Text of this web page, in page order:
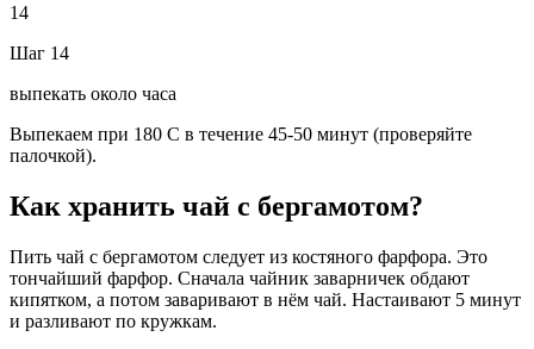
14
Шаг 14
выпекать около часа
Выпекаем при 180 С в течение 45-50 минут (проверяйте
палочкой).
Как хранить чай с бергамотом?
Пить чай с бергамотом следует из костяного фарфора. Это
тончайший фарфор. Сначала чайник заварничек обдают
кипятком, а потом заваривают в нём чай. Настаивают 5 минут
и разливают по кружкам.